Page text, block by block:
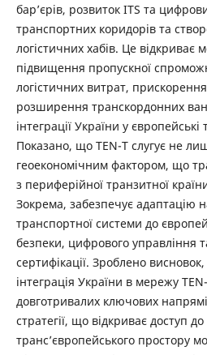
бар’єрів, розвиток ITS та
транспортних коридорів та
логістичних хабів. Це відкриває
підвищення пропускної
логістичних витрат,
розширення транскордонних
інтеграції України у
Показано, що TEN-T слугує не
геоекономічним фактором, що
з периферійної транзитної
Зокрема, забезпечує адаптацію
транспортної системи до
безпеки, цифрового управління
сертифікації. Зроблено
інтеграція України в мережу
довготривалих ключових
стратегії, що відкриває доступ
транс’європейського простору